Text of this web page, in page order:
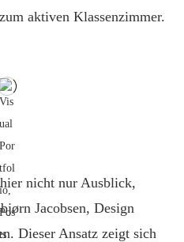
aktiven Klassenzimmer.
nicht nur Ausblick,
Jacobsen, Design
Dieser Ansatz zeigt sich